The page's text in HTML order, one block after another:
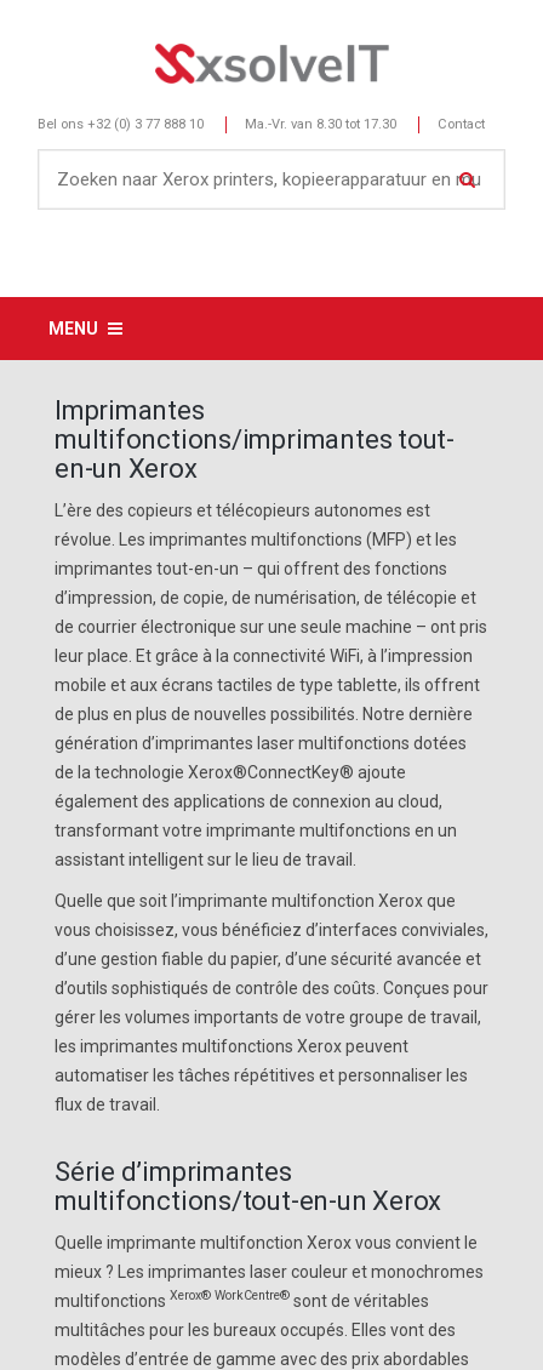
Bel ons +32 (0) 3 77 888 10 Ma.-Vr. van 8.30 tot 17.30 Contact
MENU
Imprimantes
multifonctions/imprimantes tout-
en-un Xerox
L’ère des copieurs et télécopieurs autonomes est
révolue. Les imprimantes multifonctions (MFP) et les
imprimantes tout-en-un – qui offrent des fonctions
d’impression, de copie, de numérisation, de télécopie et
de courrier électronique sur une seule machine – ont pris
leur place. Et grâce à la connectivité WiFi, à l’impression
mobile et aux écrans tactiles de type tablette, ils offrent
de plus en plus de nouvelles possibilités. Notre dernière
génération d’imprimantes laser multifonctions dotées
de la technologie Xerox®ConnectKey® ajoute
également des applications de connexion au cloud,
transformant votre imprimante multifonctions en un
assistant intelligent sur le lieu de travail.
Quelle que soit l’imprimante multifonction Xerox que
vous choisissez, vous bénéficiez d’interfaces conviviales,
d’une gestion fiable du papier, d’une sécurité avancée et
d’outils sophistiqués de contrôle des coûts. Conçues pour
gérer les volumes importants de votre groupe de travail,
les imprimantes multifonctions Xerox peuvent
automatiser les tâches répétitives et personnaliser les
flux de travail.
Série d’imprimantes
multifonctions/tout-en-un Xerox
Quelle imprimante multifonction Xerox vous convient le
mieux ? Les imprimantes laser couleur et monochromes
multifonctions Xerox® WorkCentre® sont de véritables
multitâches pour les bureaux occupés. Elles vont des
modèles d’entrée de gamme avec des prix abordables